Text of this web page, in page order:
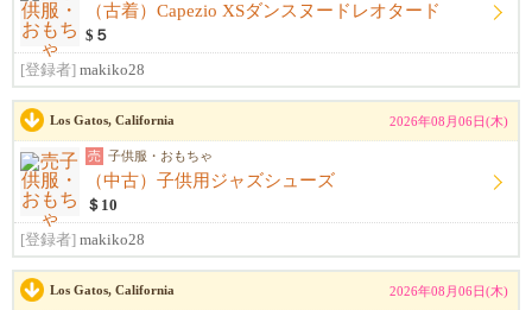
（古着）Capezio XSダンスヌードレオタード
$５
[登録者] makiko28
Los Gatos, California 2026年08月06日(木)
売 子供服・おもちゃ
（中古）子供用ジャズシューズ
＄10
[登録者] makiko28
Los Gatos, California 2026年08月06日(木)